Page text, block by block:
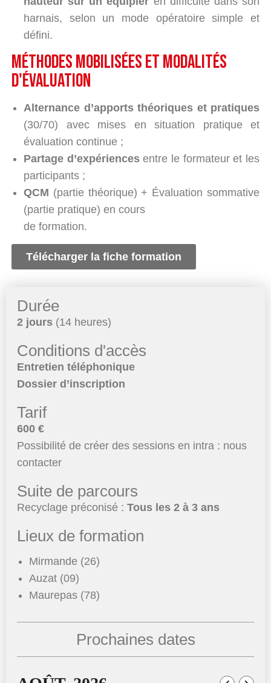
harnais, selon un mode opératoire simple et
défini.
méthodes mobilisées et modalités
d'évaluation
Alternance d’apports théoriques et pratiques
(30/70) avec mises en situation pratique et
évaluation continue ;
Partage d’expériencesentre le formateur et les
participants ;
QCM (partie théorique) + Évaluation sommative
(partie pratique) en cours
de formation.
Télécharger la fiche formation
Durée
2 jours (14 heures)
Conditions d'accès
Entretien téléphonique
Dossier d’inscription
Tarif
600 €
Possibilité de créer des sessions en intra : nous
contacter
Suite de parcours
Recyclage préconisé : Tous les 2 à 3 ans
Lieux de formation
Mirmande (26)
Auzat (09)
Maurepas (78)
Prochaines dates